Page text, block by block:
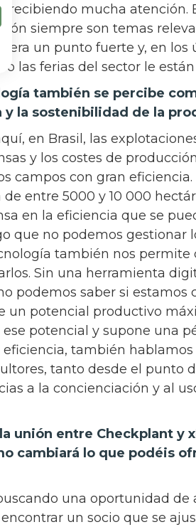
recibiendo mucha atención.
siempre son temas
un punto fuerte y, en
las ferias del sector le
también se percibe
la sostenibilidad de la
en Brasil, las
y los costes de
campos con gran
entre 5000 y 10 000
en la eficiencia que se
que no podemos gestionar
también nos permite
Sin una herramienta
podemos saber si
un potencial productivo
potencial y supone una
también
tanto desde el punto
a la concienciación y al
unión entre Checkplant y
cambiará lo que podéis
una oportunidad de
un socio que se